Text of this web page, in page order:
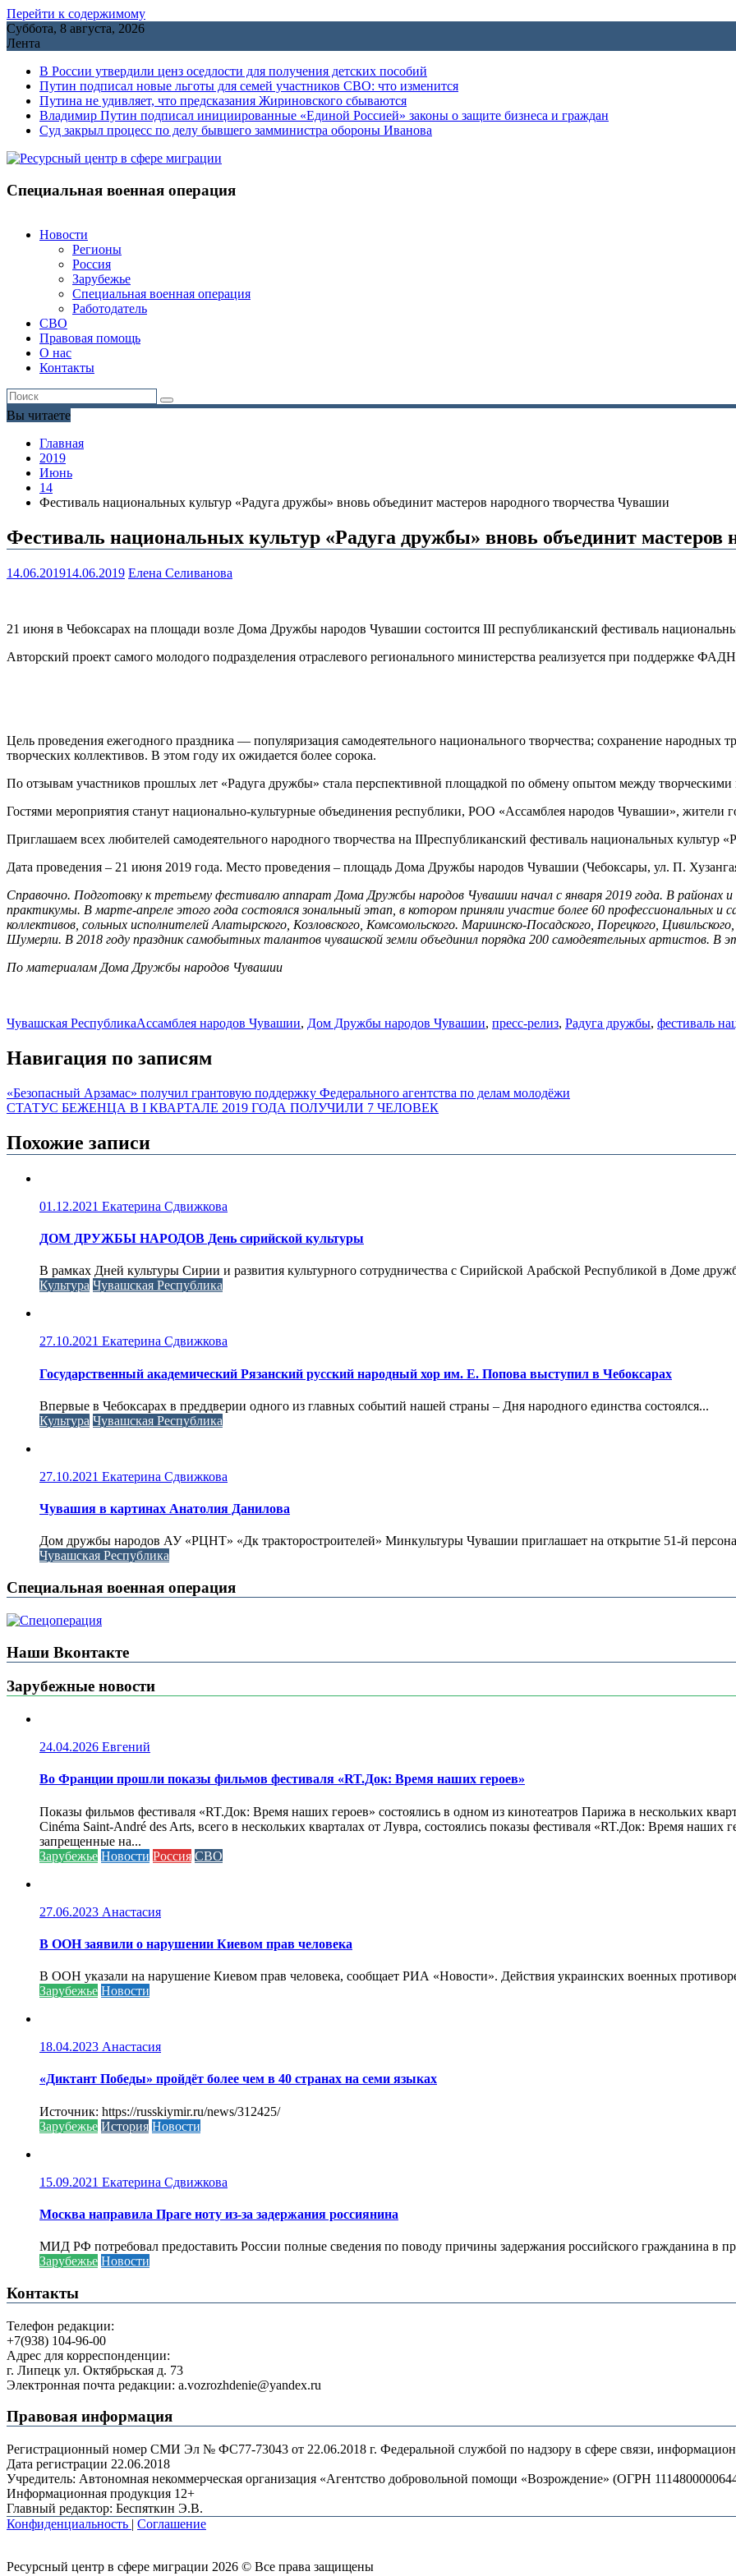
Перейти к содержимому
Суббота, 8 августа, 2026
Лента
В России утвердили ценз оседлости для получения детских пособий
Путин подписал новые льготы для семей участников СВО: что изменится
Путина не удивляет, что предсказания Жириновского сбываются
Владимир Путин подписал инициированные «Единой Россией» законы о защите бизнеса и граждан
Cуд закрыл процесс по делу бывшего замминистра обороны Иванова
Специальная военная операция
Новости
Регионы
Россия
Зарубежье
Специальная военная операция
Работодатель
СВО
Правовая помощь
О нас
Контакты
Вы читаете
Главная
2019
Июнь
14
Фестиваль национальных культур «Радуга дружбы» вновь объединит мастеров народного творчества Чувашии
Фестиваль национальных культур «Радуга дружбы» вновь объединит мастеров
14.06.201914.06.2019 Елена Селиванова
21 июня в Чебоксарах на площади возле Дома Дружбы народов Чувашии состоится III республиканский фестиваль
Авторский проект самого молодого подразделения отраслевого регионального министерства реализуется при поддержке
Цель проведения ежегодного праздника — популяризация самодеятельного национального творчества; сохранение народных
творческих коллективов. В этом году их ожидается более сорока.
По отзывам участников прошлых лет «Радуга дружбы» стала перспективной площадкой по обмену опытом между
Гостями мероприятия станут национально-культурные объединения республики, РОО «Ассамблея народов Чувашии», жители
Приглашаем всех любителей самодеятельного народного творчества на IIIреспубликанский фестиваль национальных культур
Дата проведения – 21 июня 2019 года. Место проведения – площадь Дома Дружбы народов Чувашии (Чебоксары, ул. П.
Справочно. Подготовку к третьему фестивалю аппарат Дома Дружбы народов Чувашии начал с января 2019 года. В районах и
практикумы. В марте-апреле этого года состоялся зональный этап, в котором приняли участие более 60 профессиональных
коллективов, сольных исполнителей Алатырского, Козловского, Комсомольского. Мариинско-Посадского, Порецкого,
Шумерли. В 2018 году праздник самобытных талантов чувашской земли объединил порядка 200 самодеятельных артистов.
По материалам Дома Дружбы народов Чувашии
Чувашская РеспубликаАссамблея народов Чувашии, Дом Дружбы народов Чувашии, пресс-релиз, Радуга дружбы, фестиваль
Навигация по записям
«Безопасный Арзамас» получил грантовую поддержку Федерального агентства по делам молодёжи
СТАТУС БЕЖЕНЦА В I КВАРТАЛЕ 2019 ГОДА ПОЛУЧИЛИ 7 ЧЕЛОВЕК
Похожие записи
01.12.2021 Екатерина Сдвижкова
ДОМ ДРУЖБЫ НАРОДОВ День сирийской культуры
В рамках Дней культуры Сирии и развития культурного сотрудничества с Сирийской Арабской Республикой в Доме
Культура Чувашская Республика
27.10.2021 Екатерина Сдвижкова
Государственный академический Рязанский русский народный хор им. Е. Попова выступил в Чебоксарах
Впервые в Чебоксарах в преддверии одного из главных событий нашей страны – Дня народного единства состоялся...
Культура Чувашская Республика
27.10.2021 Екатерина Сдвижкова
Чувашия в картинах Анатолия Данилова
Дом дружбы народов АУ «РЦНТ» «Дк тракторостроителей» Минкультуры Чувашии приглашает на открытие 51-й
Чувашская Республика
Специальная военная операция
Наши Вконтакте
Зарубежные новости
24.04.2026 Евгений
Во Франции прошли показы фильмов фестиваля «RT.Док: Время наших героев»
Показы фильмов фестиваля «RT.Док: Время наших героев» состоялись в одном из кинотеатров Парижа в нескольких
Cinéma Saint-André des Arts, всего в нескольких кварталах от Лувра, состоялись показы фестиваля «RT.Док: Время
запрещенные на...
Зарубежье Новости Россия СВО
27.06.2023 Анастасия
В ООН заявили о нарушении Киевом прав человека
В ООН указали на нарушение Киевом прав человека, сообщает РИА «Новости». Действия украинских военных
Зарубежье Новости
18.04.2023 Анастасия
«Диктант Победы» пройдёт более чем в 40 странах на семи языках
Источник: https://russkiymir.ru/news/312425/
Зарубежье История Новости
15.09.2021 Екатерина Сдвижкова
Москва направила Праге ноту из-за задержания россиянина
МИД РФ потребовал предоставить России полные сведения по поводу причины задержания российского гражданина в
Зарубежье Новости
Контакты
Телефон редакции:
+7(938) 104-96-00
Адрес для корреспонденции:
г. Липецк ул. Октябрьская д. 73
Электронная почта редакции: a.vozrozhdenie@yandex.ru
Правовая информация
Регистрационный номер СМИ Эл № ФС77-73043 от 22.06.2018 г. Федеральной службой по надзору в сфере связи,
Дата регистрации 22.06.2018
Учредитель: Автономная некоммерческая организация «Агентство добровольной помощи «Возрождение» (ОГРН
Информационная продукция 12+
Главный редактор: Беспяткин Э.В.
Конфиденциальность | Соглашение
Ресурсный центр в сфере миграции 2026 © Все права защищены